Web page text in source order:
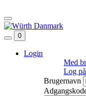
0
Login
Med
Log
Brugernavn